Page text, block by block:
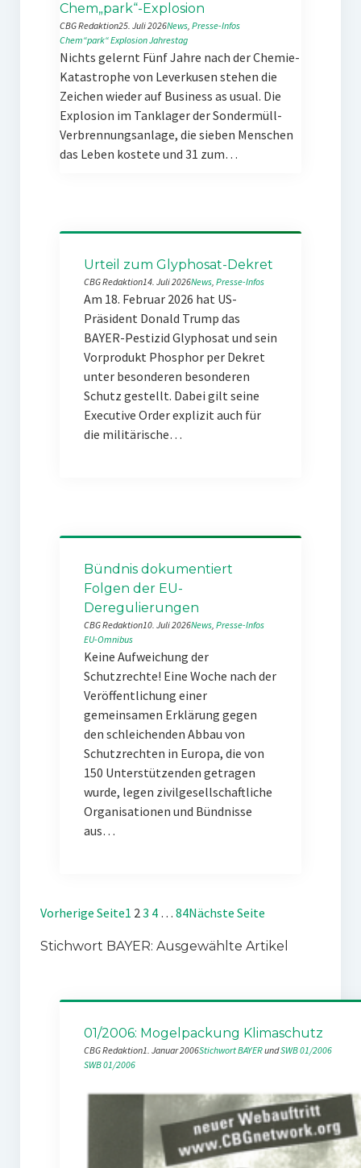
Chem„park“-Explosion
CBG Redaktion25. Juli 2026News, Presse-Infos
Chem“park“ExplosionJahrestag
Nichts gelernt Fünf Jahre nach der Chemie-
Katastrophe von Leverkusen stehen die
Zeichen wieder auf Business as usual. Die
Explosion im Tanklager der Sondermüll-
Verbrennungsanlage, die sieben Menschen
das Leben kostete und 31 zum…
Urteil zum Glyphosat-Dekret
CBG Redaktion14. Juli 2026News, Presse-Infos
Am 18. Februar 2026 hat US-
Präsident Donald Trump das
BAYER-Pestizid Glyphosat und sein
Vorprodukt Phosphor per Dekret
unter besonderen besonderen
Schutz gestellt. Dabei gilt seine
Executive Order explizit auch für
die militärische…
Bündnis dokumentiert
Folgen der EU-
Deregulierungen
CBG Redaktion10. Juli 2026News, Presse-Infos
EU-Omnibus
Keine Aufweichung der
Schutzrechte! Eine Woche nach der
Veröffentlichung einer
gemeinsamen Erklärung gegen
den schleichenden Abbau von
Schutzrechten in Europa, die von
150 Unterstützenden getragen
wurde, legen zivilgesellschaftliche
Organisationen und Bündnisse
aus…
Vorherige Seite1 23 4 … 84Nächste Seite
Stichwort BAYER: Ausgewählte Artikel
01/2006: Mogelpackung Klimaschutz
CBG Redaktion1. Januar 2006Stichwort BAYER und SWB 01/2006
SWB 01/2006